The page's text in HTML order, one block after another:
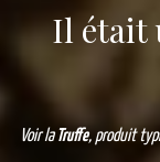
Il était
Voir laTruffe, produit